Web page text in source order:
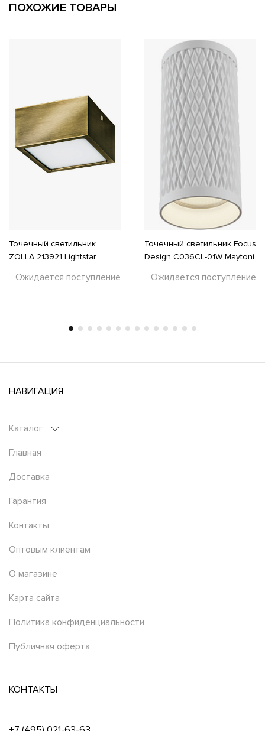
ПОХОЖИЕ ТОВАРЫ
Точечный светильник
ZOLLA 213921 Lightstar
Ожидается поступление
Точечный светильник Focus
Design C036CL-01W Maytoni
Ожидается поступление
НАВИГАЦИЯ
Каталог
Главная
Доставка
Гарантия
Контакты
Оптовым клиентам
О магазине
Карта сайта
Политика конфиденциальности
Публичная оферта
КОНТАКТЫ